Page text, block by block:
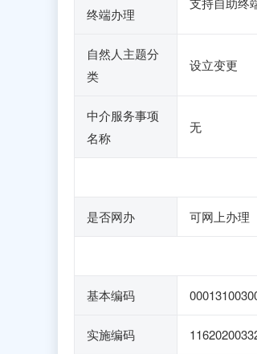
终端办理
自然人主题分
类
设立变更
中介服务事项
名称
无
是否网办 可网上办理
基本编码
实施编码